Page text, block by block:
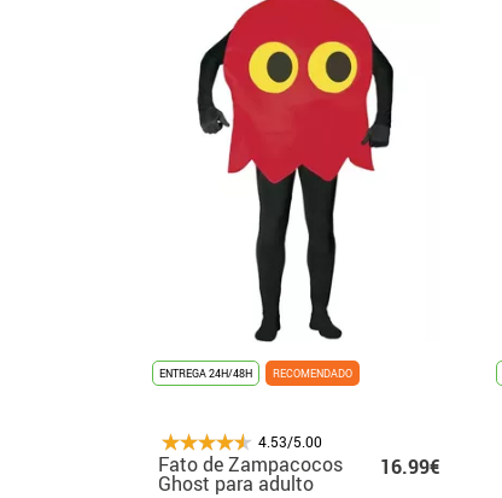
ENTREGA 24H/48H RECOMENDADO
4.53/5.00
Fato de Zampacocos
Ghost para adulto
16.99€